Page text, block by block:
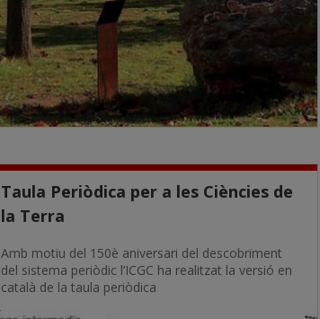
Taula Periòdica per a les Ciències de
la Terra
Amb motiu del 150è aniversari del descobriment
del sistema periòdic l’ICGC ha realitzat la versió en
català de la taula periòdica